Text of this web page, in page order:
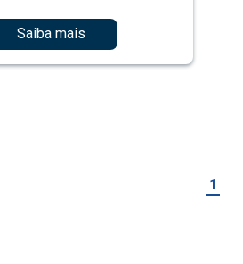
Saiba mais
1